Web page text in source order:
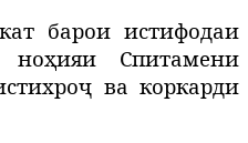
барои истифодаи
Спитамени
ва коркарди